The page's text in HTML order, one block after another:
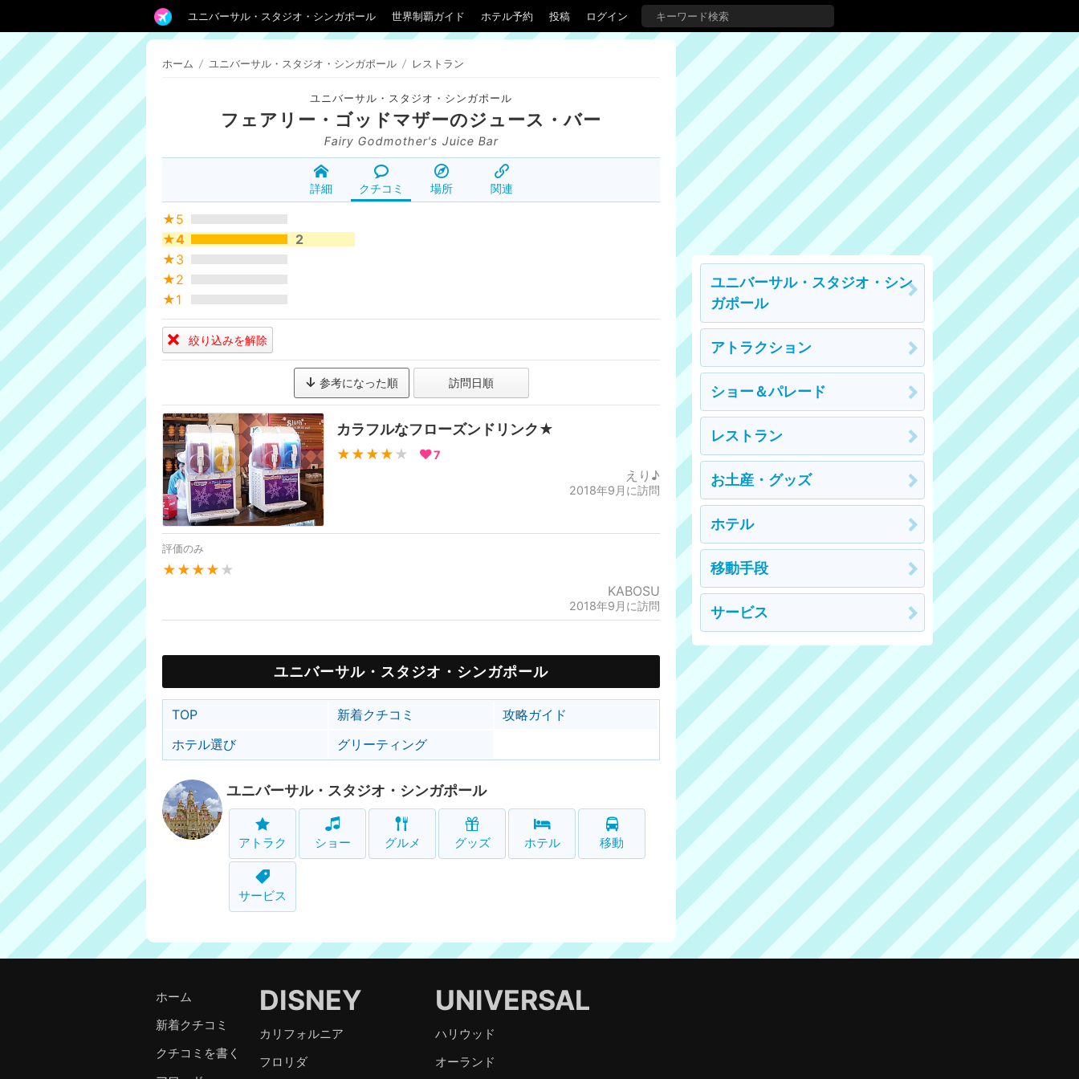
ユニバーサル・スタジオ・シンガポール 世界制覇ガイド ホテル予約 投稿 ログイン
ホーム / ユニバーサル・スタジオ・シンガポール / レストラン
ユニバーサル・スタジオ・シンガポール
フェアリー・ゴッドマザーのジュース・バー
Fairy Godmother's Juice Bar
詳細 クチコミ 場所 関連
★5
★4
2
★3
★2
★1
絞り込みを解除
参考になった順 訪問日順
カラフルなフローズンドリンク★
★★★★ ★ 7
えり♪
2018年9月に訪問
評価のみ
★★★★ ★
KABOSU
2018年9月に訪問
ユニバーサル・スタジオ・シンガポール
TOP 新着クチコミ
攻略ガイド
ホテル選び
グリーティング
ユニバーサル・スタジオ・シンガポール
アトラク ショー グルメ グッズ ホテル 移動
サービス
ユニバーサル・スタジオ・シン
ガポール
アトラクション
ショー＆パレード
レストラン
お土産・グッズ
ホテル
移動手段
サービス
ホーム
新着クチコミ
クチコミを書く
DISNEY
カリフォルニア
フロリダ
UNIVERSAL
ハリウッド
オーランド